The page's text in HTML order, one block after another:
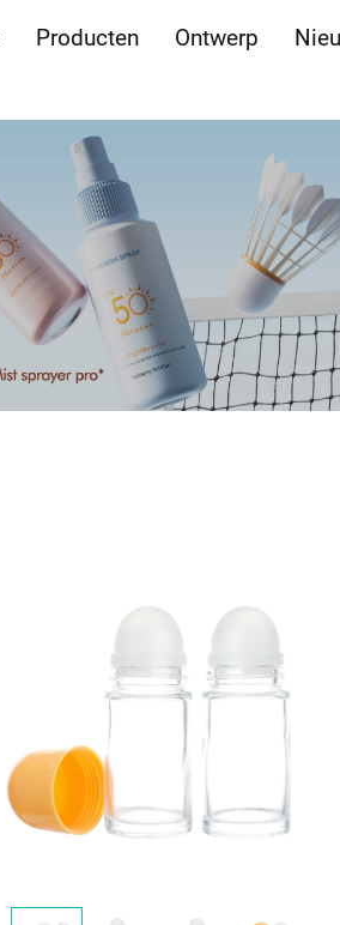
Producten Ontwerp